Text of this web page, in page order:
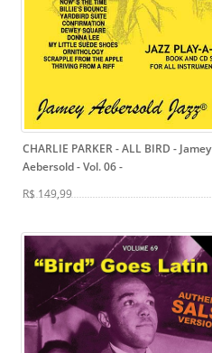
CHARLIE PARKER - ALL BIRD - Jamey
Aebersold - Vol. 06-
R$ 149,99